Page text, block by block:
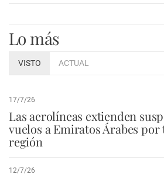
Lo más
VISTO ACTUAL
17/7/26
Las aerolíneas extienden
vuelos a Emiratos Árabes por
región
12/7/26